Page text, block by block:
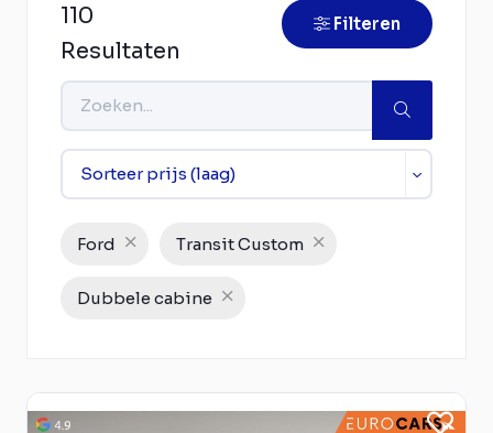
110
Resultaten
Filteren
Ford Transit Custom
Dubbele cabine